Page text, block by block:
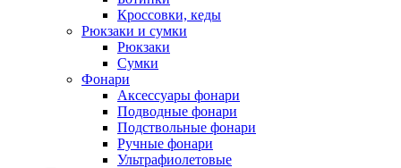
Кроссовки, кеды
Рюкзаки и сумки
Рюкзаки
Сумки
Фонари
Аксессуары фонари
Подводные фонари
Подствольные фонари
Ручные фонари
Ультрафиолетовые